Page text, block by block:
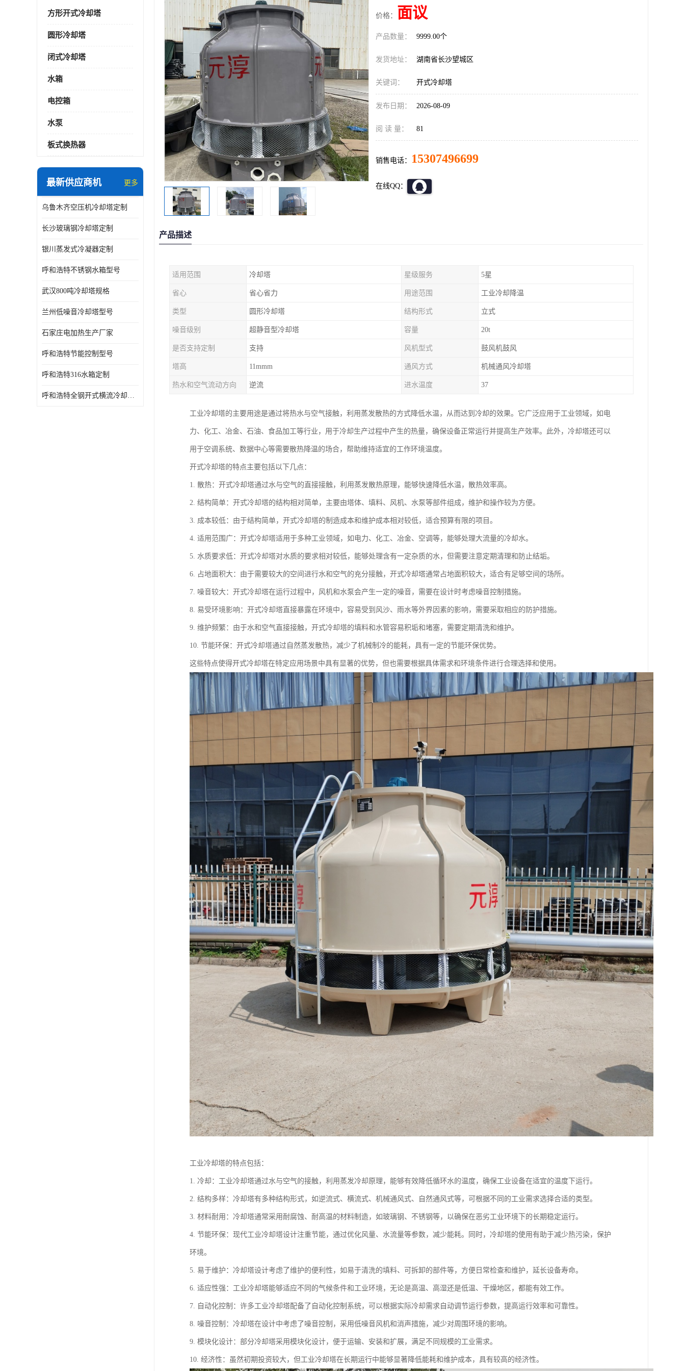
方形开式冷却塔
圆形冷却塔
闭式冷却塔
水箱
电控箱
水泵
板式换热器
最新供应商机 更多
乌鲁木齐空压机冷却塔定制
长沙玻璃钢冷却塔定制
银川蒸发式冷凝器定制
呼和浩特不锈钢水箱型号
武汉800吨冷却塔规格
兰州低噪音冷却塔型号
石家庄电加热生产厂家
呼和浩特节能控制型号
呼和浩特316水箱定制
呼和浩特全钢开式横流冷却塔型号
价格： 面议
产品数量： 9999.00个
发货地址： 湖南省长沙望城区
关键词： 开式冷却塔
发布日期： 2026-08-09
阅 读 量： 81
销售电话： 15307496699
在线QQ：
产品描述
适用范围 冷却塔 星级服务 5星
省心 省心省力 用途范围 工业冷却降温
类型 圆形冷却塔 结构形式 立式
噪音级别 超静音型冷却塔 容量 20t
是否支持定制 支持 风机型式 鼓风机鼓风
塔高 11mmm 通风方式 机械通风冷却塔
热水和空气流动方向 逆流 进水温度 37
工业冷却塔的主要用途是通过将热水与空气接触，利用蒸发散热的方式降低水温，从而达到冷却的效果。它广泛应用于工业领域，如电
力、化工、冶金、石油、食品加工等行业，用于冷却生产过程中产生的热量，确保设备正常运行并提高生产效率。此外，冷却塔还可以
用于空调系统、数据中心等需要散热降温的场合，帮助维持适宜的工作环境温度。
开式冷却塔的特点主要包括以下几点：
1. 散热：开式冷却塔通过水与空气的直接接触，利用蒸发散热原理，能够快速降低水温，散热效率高。
2. 结构简单：开式冷却塔的结构相对简单，主要由塔体、填料、风机、水泵等部件组成，维护和操作较为方便。
3. 成本较低：由于结构简单，开式冷却塔的制造成本和维护成本相对较低，适合预算有限的项目。
4. 适用范围广：开式冷却塔适用于多种工业领域，如电力、化工、冶金、空调等，能够处理大流量的冷却水。
5. 水质要求低：开式冷却塔对水质的要求相对较低，能够处理含有一定杂质的水，但需要注意定期清理和防止结垢。
6. 占地面积大：由于需要较大的空间进行水和空气的充分接触，开式冷却塔通常占地面积较大，适合有足够空间的场所。
7. 噪音较大：开式冷却塔在运行过程中，风机和水泵会产生一定的噪音，需要在设计时考虑噪音控制措施。
8. 易受环境影响：开式冷却塔直接暴露在环境中，容易受到风沙、雨水等外界因素的影响，需要采取相应的防护措施。
9. 维护频繁：由于水和空气直接接触，开式冷却塔的填料和水管容易积垢和堵塞，需要定期清洗和维护。
10. 节能环保：开式冷却塔通过自然蒸发散热，减少了机械制冷的能耗，具有一定的节能环保优势。
这些特点使得开式冷却塔在特定应用场景中具有显著的优势，但也需要根据具体需求和环境条件进行合理选择和使用。
工业冷却塔的特点包括：
1. 冷却：工业冷却塔通过水与空气的接触，利用蒸发冷却原理，能够有效降低循环水的温度，确保工业设备在适宜的温度下运行。
2. 结构多样：冷却塔有多种结构形式，如逆流式、横流式、机械通风式、自然通风式等，可根据不同的工业需求选择合适的类型。
3. 材料耐用：冷却塔通常采用耐腐蚀、耐高温的材料制造，如玻璃钢、不锈钢等，以确保在恶劣工业环境下的长期稳定运行。
4. 节能环保：现代工业冷却塔设计注重节能，通过优化风量、水流量等参数，减少能耗。同时，冷却塔的使用有助于减少热污染，保护
环境。
5. 易于维护：冷却塔设计考虑了维护的便利性，如易于清洗的填料、可拆卸的部件等，方便日常检查和维护，延长设备寿命。
6. 适应性强：工业冷却塔能够适应不同的气候条件和工业环境，无论是高温、高湿还是低温、干燥地区，都能有效工作。
7. 自动化控制：许多工业冷却塔配备了自动化控制系统，可以根据实际冷却需求自动调节运行参数，提高运行效率和可靠性。
8. 噪音控制：冷却塔在设计中考虑了噪音控制，采用低噪音风机和消声措施，减少对周围环境的影响。
9. 模块化设计：部分冷却塔采用模块化设计，便于运输、安装和扩展，满足不同规模的工业需求。
10. 经济性：虽然初期投资较大，但工业冷却塔在长期运行中能够显著降低能耗和维护成本，具有较高的经济性。